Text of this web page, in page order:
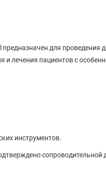
для проведения
и лечения пациентов с
инструментов.
сопроводительной